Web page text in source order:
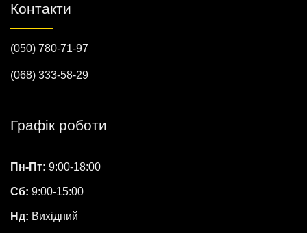
Контакти
(050) 780-71-97
(068) 333-58-29
Графік роботи
Пн-Пт: 9:00-18:00
Сб: 9:00-15:00
Нд: Вихідний